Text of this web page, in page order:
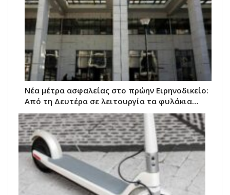
Νέα μέτρα ασφαλείας στο πρώην Ειρηνοδικείο:
Από τη Δευτέρα σε λειτουργία τα φυλάκια…